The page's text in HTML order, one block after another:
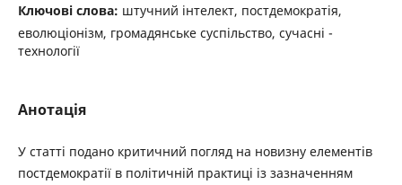
Ключові слова: штучний інтелект, постдемократія,
еволюціонізм, громадянське суспільство, сучасні ­
технології
Анотація
У статті подано критичний погляд на новизну елементів
постдемократії в політичній практиці із ­зазначенням